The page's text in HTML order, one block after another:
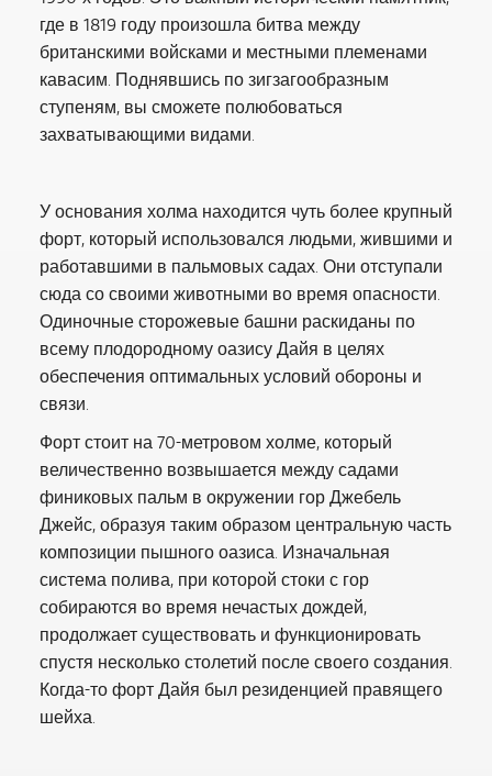
где в 1819 году произошла битва между
британскими войсками и местными племенами
кавасим. Поднявшись по зигзагообразным
ступеням, вы сможете полюбоваться
захватывающими видами.
У основания холма находится чуть более крупный
форт, который использовался людьми, жившими и
работавшими в пальмовых садах. Они отступали
сюда со своими животными во время опасности.
Одиночные сторожевые башни раскиданы по
всему плодородному оазису Дайя в целях
обеспечения оптимальных условий обороны и
связи.
Форт стоит на 70-метровом холме, который
величественно возвышается между садами
финиковых пальм в окружении гор Джебель
Джейс, образуя таким образом центральную часть
композиции пышного оазиса. Изначальная
система полива, при которой стоки с гор
собираются во время нечастых дождей,
продолжает существовать и функционировать
спустя несколько столетий после своего создания.
Когда-то форт Дайя был резиденцией правящего
шейха.